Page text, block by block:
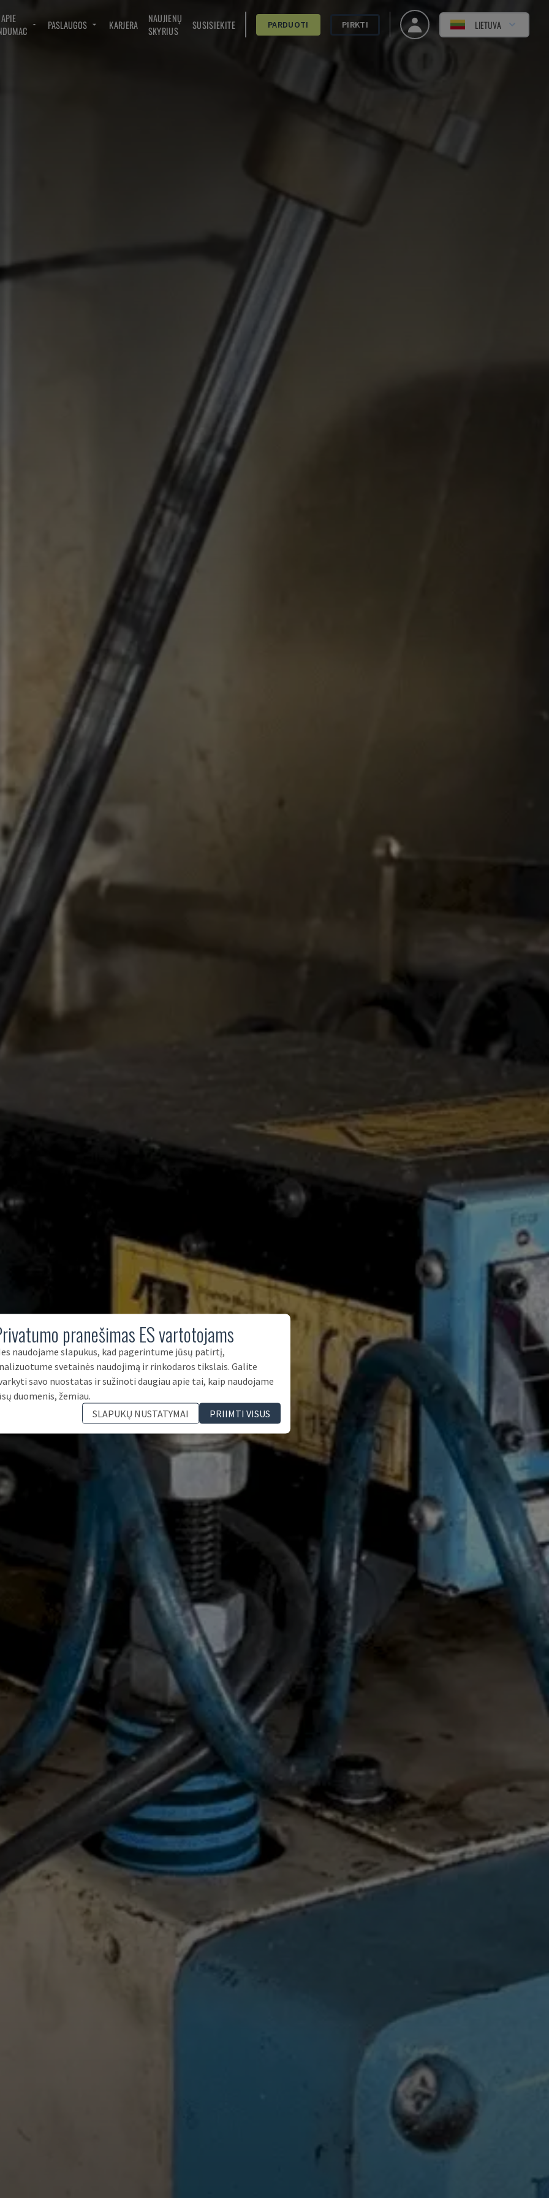
APIE
PASLAUGOS KARJERA
NAUJIENŲ
SKYRIUS
SUSISIEKITE PARDUOTI PIRKTI LIETUVA
pranešimas ES vartotojams
naudojame slapukus, kad pagerintume jūsų patirtį,
svetainės naudojimą ir rinkodaros tikslais. Galite
savo nuostatas ir sužinoti daugiau apie tai, kaip naudojame
duomenis, žemiau.
SLAPUKŲ NUSTATYMAI
PRIIMTI VISUS